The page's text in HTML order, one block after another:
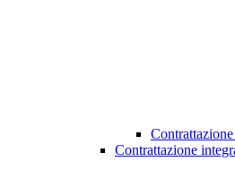
Contrattazione